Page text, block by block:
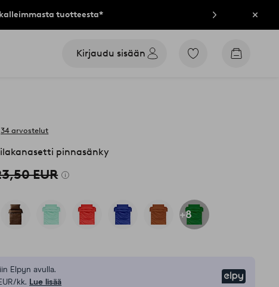
tuotteesta* Sulje
Kirjaudu sisään
Siirry
Siirry
34 arvostelut
pinnasänky
EUR
+8
Elpyn avulla.
kk. Lue lisää